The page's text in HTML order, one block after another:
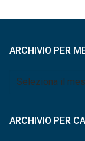
ARCHIVIO PER
Archivio
ARCHIVIO PER